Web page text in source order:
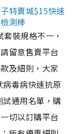
特賣城$15快速
測棒
裝規格不一，
留意售賣平台
及細則，大家
毒病快速抗原
通用名單，購
切以訂購平台